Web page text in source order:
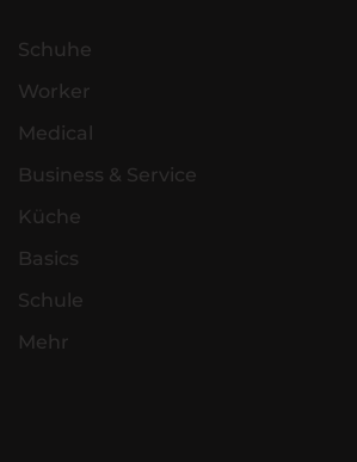
Schuhe
Worker
Medical
Business & Service
Küche
Basics
Schule
Mehr